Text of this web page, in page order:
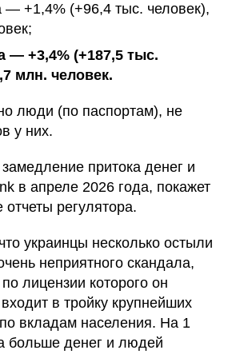
— +1,4% (+96,4 тыс. человек),
— +3,4% (+187,5 тыс.
млн. человек.
люди (по паспортам), не
у них.
притока денег и
в апреле 2026 года, покажет
регулятора.
украинцы несколько остыли
неприятного скандала,
лицензии которого он
в тройку крупнейших
вкладам населения. На 1
больше денег и людей